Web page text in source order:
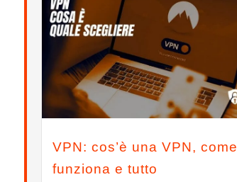
VPN: cos’è una VPN, come
funziona e tutto